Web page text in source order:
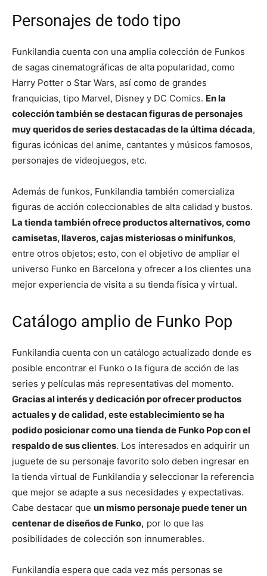
Personajes de todo tipo
Funkilandia cuenta con una amplia colección de Funkos
de sagas cinematográficas de alta popularidad, como
Harry Potter o Star Wars, así como de grandes
franquicias, tipo Marvel, Disney y DC Comics. En la
colección también se destacan figuras de personajes
muy queridos de series destacadas de la última década,
figuras icónicas del anime, cantantes y músicos famosos,
personajes de videojuegos, etc.
Además de funkos, Funkilandia también comercializa
figuras de acción coleccionables de alta calidad y bustos.
La tienda también ofrece productos alternativos, como
camisetas, llaveros, cajas misteriosas o minifunkos,
entre otros objetos; esto, con el objetivo de ampliar el
universo Funko en Barcelona y ofrecer a los clientes una
mejor experiencia de visita a su tienda física y virtual.
Catálogo amplio de Funko Pop
Funkilandia cuenta con un catálogo actualizado donde es
posible encontrar el Funko o la figura de acción de las
series y películas más representativas del momento.
Gracias al interés y dedicación por ofrecer productos
actuales y de calidad, este establecimiento se ha
podido posicionar como una tienda de Funko Pop con el
respaldo de sus clientes. Los interesados en adquirir un
juguete de su personaje favorito solo deben ingresar en
la tienda virtual de Funkilandia y seleccionar la referencia
que mejor se adapte a sus necesidades y expectativas.
Cabe destacar que un mismo personaje puede tener un
centenar de diseños de Funko, por lo que las
posibilidades de colección son innumerables.
Funkilandia espera que cada vez más personas se